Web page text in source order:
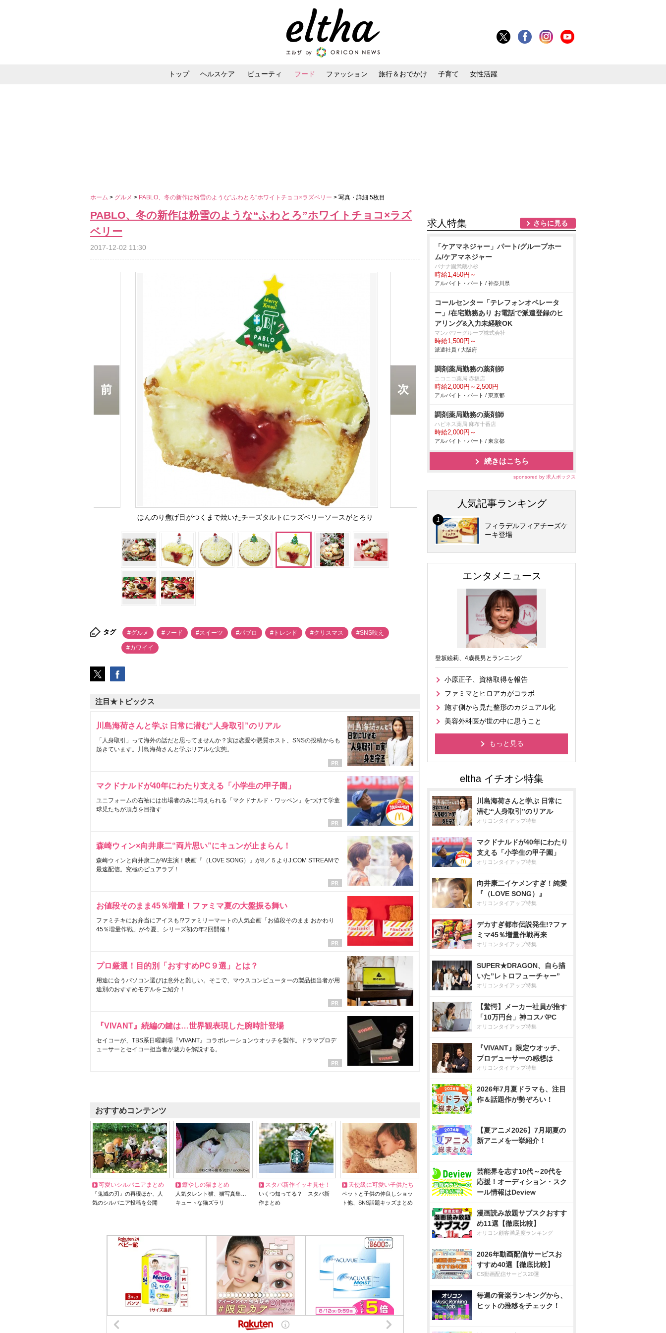
トップ ヘルスケア ビューティ フード ファッション 旅行＆おでかけ 子育て 女性活躍
ホーム > グルメ > PABLO、冬の新作は粉雪のような“ふわとろ”ホワイトチョコ×ラズベリー > 写真・詳細 5枚目
PABLO、冬の新作は粉雪のような“ふわとろ”ホワイトチョコ×ラズ
ベリー
2017-12-02 11:30
ほんのり焦げ目がつくまで焼いたチーズタルトにラズベリーソースがとろり
タグ #グルメ #フード #スイーツ #パブロ #トレンド #クリスマス #SNS映え
#カワイイ
注目★トピックス
川島海荷さんと学ぶ 日常に潜む“人身取引”のリアル
「人身取引」って海外の話だと思ってませんか？実は恋愛や悪質ホスト、SNSの投稿からも
起きています。川島海荷さんと学ぶリアルな実態。
マクドナルドが40年にわたり支える「小学生の甲子園」
ユニフォームの右袖には出場者のみに与えられる「マクドナルド・ワッペン」をつけて学童
球児たちが頂点を目指す
森崎ウィン×向井康二“両片思い”にキュンが止まらん！
森崎ウィンと向井康二がW主演！映画『（LOVE SONG）』が8／５よりJ:COM STREAMで
最速配信。究極のピュアラブ！
お値段そのまま45％増量！ファミマ夏の大盤振る舞い
ファミチキにお弁当にアイスも!?ファミリーマートの人気企画「お値段そのまま おかわり
45％増量作戦」が今夏、シリーズ初の年2回開催！
プロ厳選！目的別「おすすめPC９選」とは？
用途に合うパソコン選びは意外と難しい。そこで、マウスコンピューターの製品担当者が用
途別のおすすめモデルをご紹介！
『VIVANT』続編の鍵は…世界観表現した腕時計登場
セイコーが、TBS系日曜劇場『VIVANT』コラボレーションウオッチを製作。ドラマプロデ
ューサーとセイコー担当者が魅力を解説する。
おすすめコンテンツ
可愛いシルバニアまとめ
『鬼滅の刃』の再現ほか、人
気のシルバニア投稿を公開
癒やしの猫まとめ
人気タレント猫、猫写真集…
キュートな猫ズラリ
スタバ新作イッキ見せ！
いくつ知ってる？ スタバ新
作まとめ
天使級に可愛い子供たち
ペットと子供の仲良しショッ
ト他、SNS話題キッズまとめ
求人特集 さらに見る
「ケアマネジャー」パート/グループホー
ム/ケアマネジャー
バナナ園武蔵小杉
時給1,450円～
アルバイト・パート / 神奈川県
コールセンター「テレフォンオペレータ
ー」/在宅勤務あり お電話で派遣登録のヒ
アリング&入力未経験OK
マンパワーグループ株式会社
時給1,500円～
派遣社員 / 大阪府
調剤薬局勤務の薬剤師
ニコニコ薬局 赤坂店
時給2,000円～2,500円
アルバイト・パート / 東京都
調剤薬局勤務の薬剤師
ハピネス薬局 麻布十番店
時給2,000円～
アルバイト・パート / 東京都
続きはこちら
sponsored by 求人ボックス
人気記事ランキング
フィラデルフィアチーズケ
ーキ登場
エンタメニュース
登坂絵莉、4歳長男とランニング
小原正子、資格取得を報告
ファミマとヒロアカがコラボ
施す側から見た整形のカジュアル化
美容外科医が世の中に思うこと
もっと見る
川島海荷さんと学ぶ 日常に
潜む“人身取引”のリアル
オリコンタイアップ特集
マクドナルドが40年にわたり
支える「小学生の甲子園」
オリコンタイアップ特集
向井康二イケメンすぎ！純愛
『（LOVE SONG）』
オリコンタイアップ特集
デカすぎ都市伝説発生!?ファ
ミマ45％増量作戦再来
オリコンタイアップ特集
SUPER★DRAGON、自ら描
いた”レトロフューチャー”
オリコンタイアップ特集
【驚愕】メーカー社員が推す
「10万円台」神コスパPC
オリコンタイアップ特集
『VIVANT』限定ウオッチ、
プロデューサーの感想は
オリコンタイアップ特集
2026年7月夏ドラマも、注目
作＆話題作が勢ぞろい！
【夏アニメ2026】7月期夏の
新アニメを一挙紹介！
芸能界を志す10代～20代を
応援！オーディション・スク
ール情報はDeview
漫画読み放題サブスクおすす
め11選【徹底比較】
オリコン顧客満足度ランキング
2026年動画配信サービスお
すすめ40選【徹底比較】
CS動画配信サービス20選
毎週の音楽ランキングから、
ヒットの推移をチェック！